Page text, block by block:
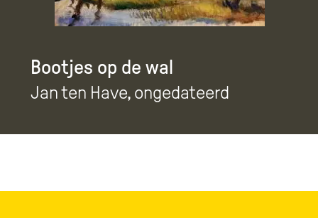
Bootjes op de wal
Jan ten Have, ongedateerd